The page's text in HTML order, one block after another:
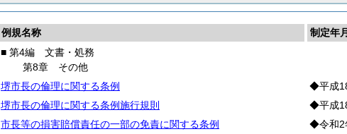
例規名称 制定年
■ 第4編 文書・処務
第8章 その他
堺市長の倫理に関する条例
◆平成
堺市長の倫理に関する条例施行規則
◆平成
市長等の損害賠償責任の一部の免責に関する条例
◆令和2